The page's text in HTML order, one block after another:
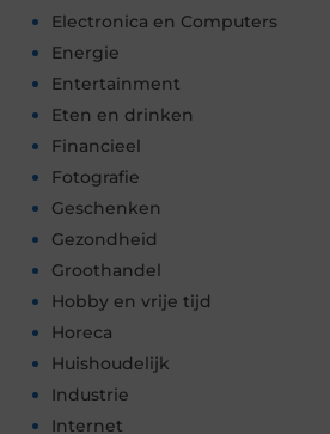
Electronica en Computers
Energie
Entertainment
Eten en drinken
Financieel
Fotografie
Geschenken
Gezondheid
Groothandel
Hobby en vrije tijd
Horeca
Huishoudelijk
Industrie
Internet